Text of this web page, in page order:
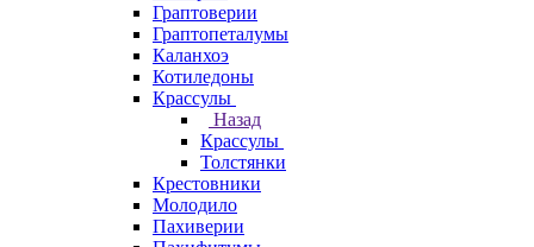
Граптоверии
Граптопеталумы
Каланхоэ
Котиледоны
Крассулы
Назад
Крассулы
Толстянки
Крестовники
Молодило
Пахиверии